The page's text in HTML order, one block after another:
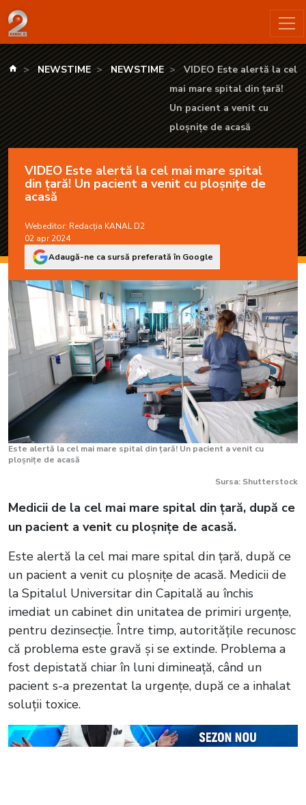
VIDEO Este alertă la cel mai mare spital din țară! Un pacient
kanald.ro
NEWSTIME NEWSTIME
VIDEO Este alertă la cel
mai mare spital din țară!
Un pacient a venit cu
ploșnițe de acasă
VIDEO Este alertă la cel mai mare spital
din țară! Un pacient a venit cu ploșnițe de
acasă
Webeditor: Redacția KANAL D2
02 apr 2024
Adaugă-ne ca sursă preferată în Google
Este alertă la cel mai mare spital din țară! Un pacient a venit cu
ploșnițe de acasă
Sursa: Shutterstock
Medicii de la cel mai mare spital din țară, după ce
un pacient a venit cu ploșnițe de acasă.
Este alertă la cel mai mare spital din țară, după ce
un pacient a venit cu ploșnițe de acasă. Medicii de
la Spitalul Universitar din Capitală au închis
imediat un cabinet din unitatea de primiri urgențe,
pentru dezinsecție. Între timp, autoritățile recunosc
că problema este gravă și se extinde. Problema a
fost depistată chiar în luni dimineață, când un
pacient s-a prezentat la urgențe, după ce a inhalat
soluții toxice.